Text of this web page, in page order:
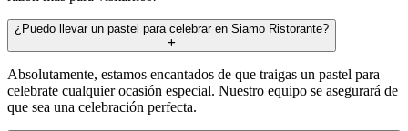
¿Puedo llevar un pastel para celebrar en Siamo Ristorante?
Absolutamente, estamos encantados de que traigas un pastel para
celebrate cualquier ocasión especial. Nuestro equipo se asegurará de
que sea una celebración perfecta.